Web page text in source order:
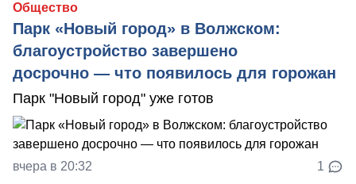
Общество
Парк «Новый город» в Волжском:
благоустройство завершено
досрочно — что появилось для горожан
Парк "Новый город" уже готов
вчера в 20:32 1